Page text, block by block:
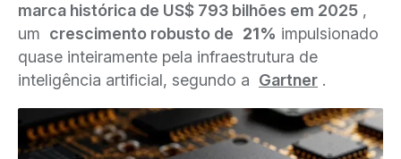
marca histórica de US$ 793 bilhões em 2025 ,
um crescimento robusto de 21% impulsionado
quase inteiramente pela infraestrutura de
inteligência artificial, segundo a Gartner .